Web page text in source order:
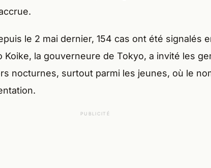
le 2 mai dernier, 154 cas ont été signalés
Koike, la gouverneure de Tokyo, a invité les
nocturnes, surtout parmi les jeunes, où le
PUBLICITÉ